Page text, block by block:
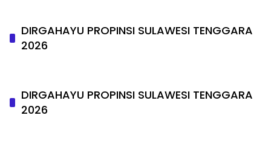
DIRGAHAYU PROPINSI SULAWESI TENGGARA
2026
DIRGAHAYU PROPINSI SULAWESI TENGGARA
2026